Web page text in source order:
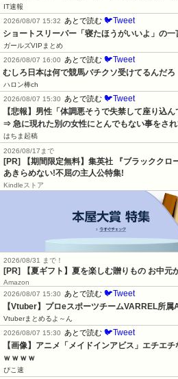
IT速報
2026/08/07 15:32
あとで読む 🐦Tweet
ショートスリーパー「寝たほうがいいよ」の一
ガールズVIPまとめ
2026/08/07 16:00
あとで読む 🐦Tweet
むしろ日本は何で競馬バチクソ受けてるんだろ
ハロン棒ch
2026/08/07 15:30
あとで読む 🐦Tweet
【悲報】男性「体調悪そうで失禁して座り込
⇒ 急に現れた別の女性にとんでもない事をされ
はちま起稿
2026/08/17まで
[PR] 【期間限定無料】集英社 『ブラッククロ
あきらめない!不屈の主人公特集!
Kindleストア
2026/08/31 まで！
[PR] 【夏ギフト】夏を楽しむ贈りもの お中元
Amazon
2026/08/07 15:30
あとで読む 🐦Tweet
【Vtuber】プロeスポーツチームVARREL所属
Vtuberまとめるよ～ん
2026/08/07 15:30
あとで読む 🐦Tweet
【画像】アニメ「メイドインアビス」エチエ
ｗｗｗｗ
ぴこ速